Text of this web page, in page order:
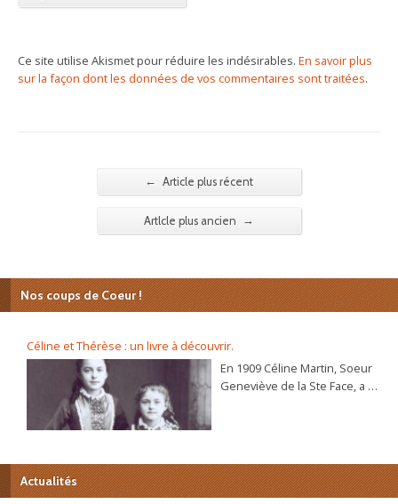
Ce site utilise Akismet pour réduire les indésirables. En savoir plus
sur la façon dont les données de vos commentaires sont traitées.
← Article plus récent
Artlcle plus ancien →
Nos coups de Coeur !
Céline et Thérèse : un livre à découvrir.
En 1909 Céline Martin, Soeur
Geneviève de la Ste Face, a 40
béatification va s’ouvrir
bientôt. C’est alors que la
Actualités